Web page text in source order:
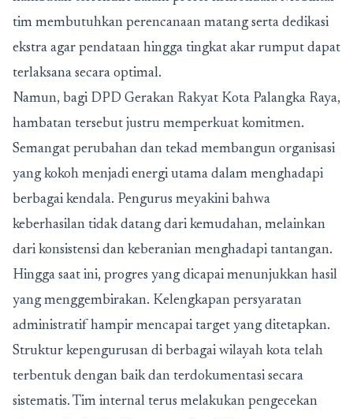
tim membutuhkan perencanaan matang serta dedikasi
ekstra agar pendataan hingga tingkat akar rumput dapat
terlaksana secara optimal.
Namun, bagi DPD Gerakan Rakyat Kota Palangka Raya,
hambatan tersebut justru memperkuat komitmen.
Semangat perubahan dan tekad membangun organisasi
yang kokoh menjadi energi utama dalam menghadapi
berbagai kendala. Pengurus meyakini bahwa
keberhasilan tidak datang dari kemudahan, melainkan
dari konsistensi dan keberanian menghadapi tantangan.
Hingga saat ini, progres yang dicapai menunjukkan hasil
yang menggembirakan. Kelengkapan persyaratan
administratif hampir mencapai target yang ditetapkan.
Struktur kepengurusan di berbagai wilayah kota telah
terbentuk dengan baik dan terdokumentasi secara
sistematis. Tim internal terus melakukan pengecekan